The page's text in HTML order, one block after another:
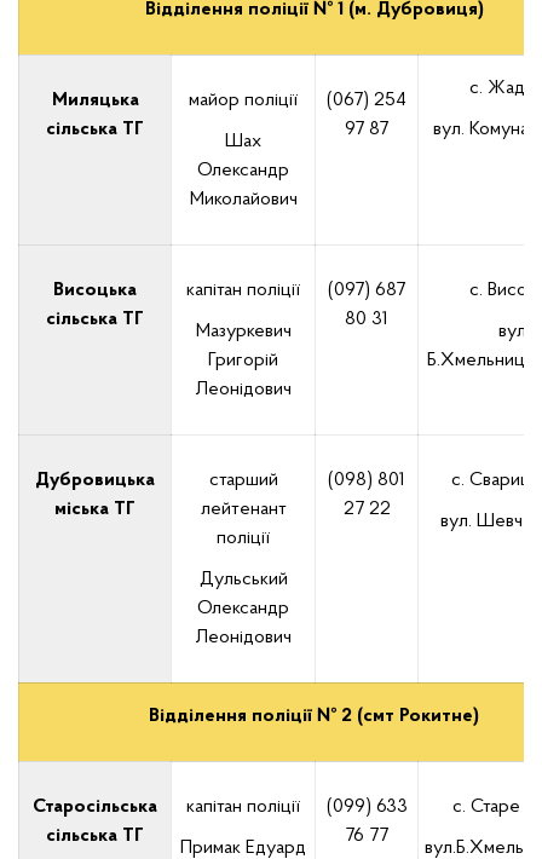
Відділення поліції № 1 (м. Дубровиця)
Миляцька
сільська ТГ
майор поліції
Шах
Олександр
Миколайович
(067) 254
97 87
с.
вул.
Висоцька
сільська ТГ
капітан поліції
Мазуркевич
Григорій
Леонідович
(097) 687
80 31
с.
вул.
Дубровицька
міська ТГ
старший
лейтенант
поліції
Дульський
Олександр
Леонідович
(098) 801
27 22
с.
вул.
Відділення поліції № 2 (смт Рокитне)
Старосільська
сільська ТГ
капітан поліції
Примак Едуард
(099) 633
76 77
с. Старе